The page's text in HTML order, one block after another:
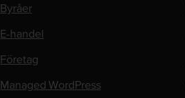
Byråer
E-handel
Företag
Managed WordPress